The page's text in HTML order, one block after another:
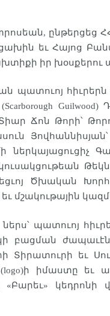
եւ Հայոց
իր խօսքերու
պատուոյ
Ճոն Թորի՝
կուսակցութեան
Ծխական
պատուոյ
բացման
Տիրատուրի եւ
իմաստը եւ
«Բարեւ»